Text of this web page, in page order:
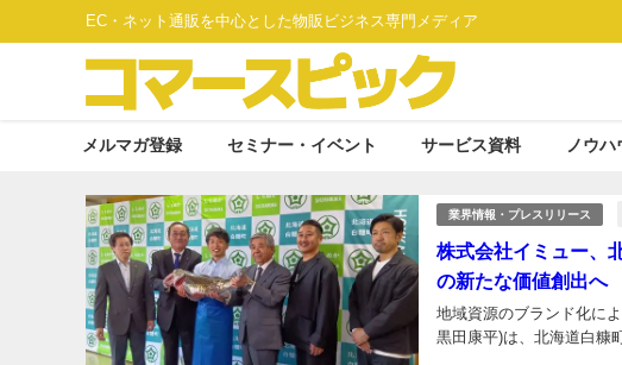
EC・ネット通販を中心とした物販ビジネス専門メディア
メルマガ登録 セミナー・イベント サービス資料 ノウハ
業界情報・プレスリリース
株式会社イミュー、
の新たな価値創出へ
地域資源のブランド化に
黒田康平)は、北海道白糠